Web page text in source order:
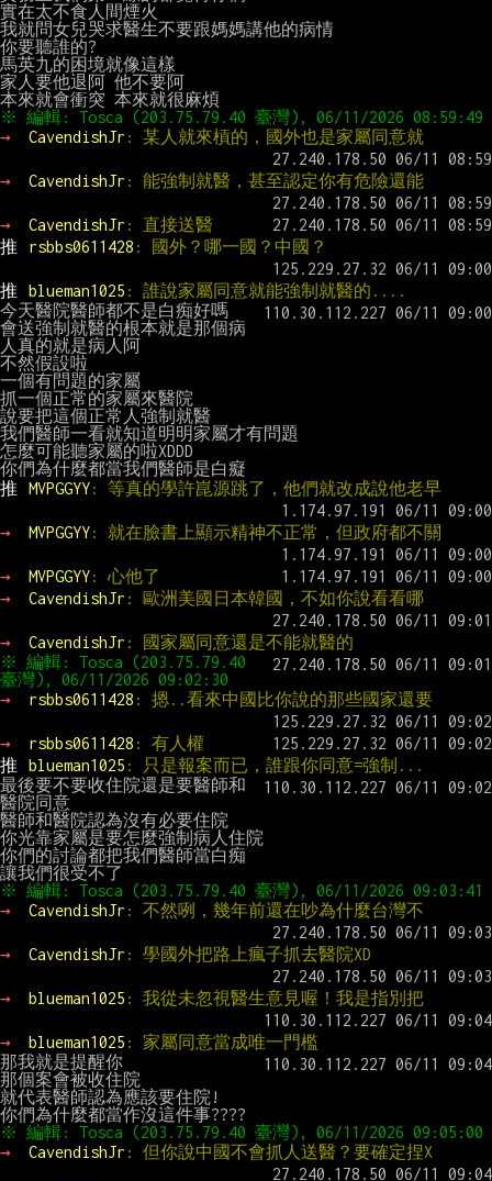
實在太不食人間煙火
我就問女兒哭求醫生不要跟媽媽講他的病情
你要聽誰的?
馬英九的困境就像這樣
家人要他退阿 他不要阿
→
CavendishJr : 某人就來槓的，國外也是家屬同意就
→ CavendishJr : 能強制就醫，甚至認定你有危險還能
→ CavendishJr : 直接送醫
推
rsbbs0611428 : 國外？哪一國？中國？
推 blueman1025 : 誰說家屬同意就能強制就醫的....
今天醫院醫師都不是白痴好嗎
會送強制就醫的根本就是那個病
人真的就是病人阿
不然假設啦
一個有問題的家屬
抓一個正常的家屬來醫院
說要把這個正常人強制就醫
我們醫師一看就知道明明家屬才有問題
怎麼可能聽家屬的啦XDDD
推
MVPGGYY: 等真的學許崑源跳了，他們就改成說他老早
→ MVPGGYY: 就在臉書上顯示精神不正常，但政府都不關
→ MVPGGYY: 心他了
→
CavendishJr : 歐洲美國日本韓國，不如你說看看哪
→ CavendishJr : 國家屬同意還是不能就醫的
※ 編輯: Tosca (203.75.79.40
→
rsbbs0611428 : 摁..看來中國比你說的那些國家還要
→ rsbbs0611428 : 有人權
推
blueman1025 : 只是報案而已，誰跟你同意=強制...
最後要不要收住院還是要醫師和
醫院同意
醫師和醫院認為沒有必要住院
你光靠家屬是要怎麼強制病人住院
你們的討論都把我們醫師當白痴
→
CavendishJr : 不然咧，幾年前還在吵為什麼台灣不
→ CavendishJr : 學國外把路上瘋子抓去醫院XD
→ blueman1025 : 我從未忽視醫生意見喔！我是指別把
→ blueman1025 : 家屬同意當成唯一門檻
那我就是提醒你
那個案會被收住院
就代表醫師認為應該要住院!
→
CavendishJr : 但你說中國不會抓人送醫？要確定捏X